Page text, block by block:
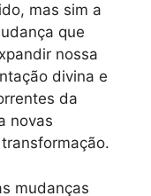
mas sim a
que
nossa
divina e
da
novas
mudanças